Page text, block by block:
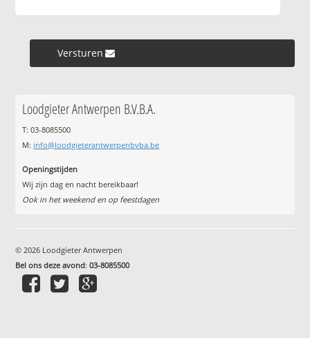
Versturen »
Loodgieter Antwerpen B.V.B.A.
T: 03-8085500
M: info@loodgieterantwerpenbvba.be
Openingstijden
Wij zijn dag en nacht bereikbaar!
Ook in het weekend en op feestdagen
© 2026 Loodgieter Antwerpen
Bel ons deze avond:03-8085500